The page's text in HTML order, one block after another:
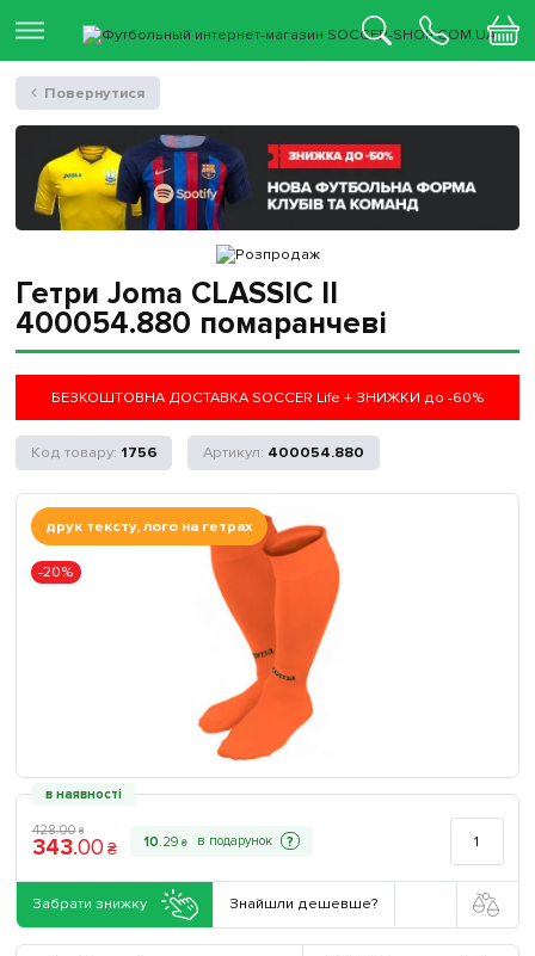
Гетри Joma CLASSIC II
400054.880 помаранчеві
БЕЗКОШТОВНА ДОСТАВКА SOCCER Life + ЗНИЖКИ до -60%
1756 400054.880
друк тексту, лого на гетрах
-20%
в наявності
428.00 ₴
343.00 ₴ 10.29 ₴ ?
Забрати знижку Знайшли дешевше?
Повернутися